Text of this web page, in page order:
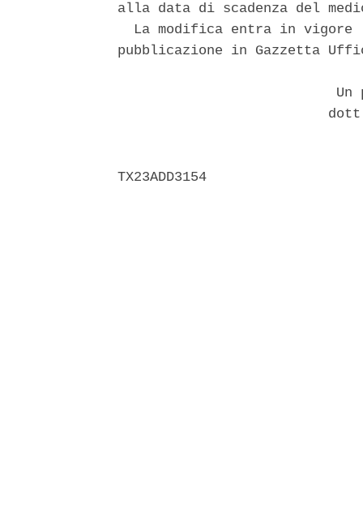
alla data di scadenza del
La modifica entra in vigore
pubblicazione in Gazzetta
Un